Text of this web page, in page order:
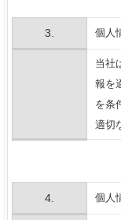
3. 個人
当社
報を
を条
適切
4. 個人